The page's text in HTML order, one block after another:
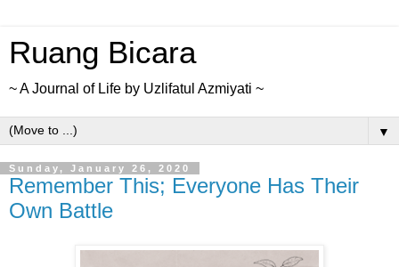
Ruang Bicara
~ A Journal of Life by Uzlifatul Azmiyati ~
▼
Sunday, January 26, 2020
Remember This; Everyone Has Their
Own Battle